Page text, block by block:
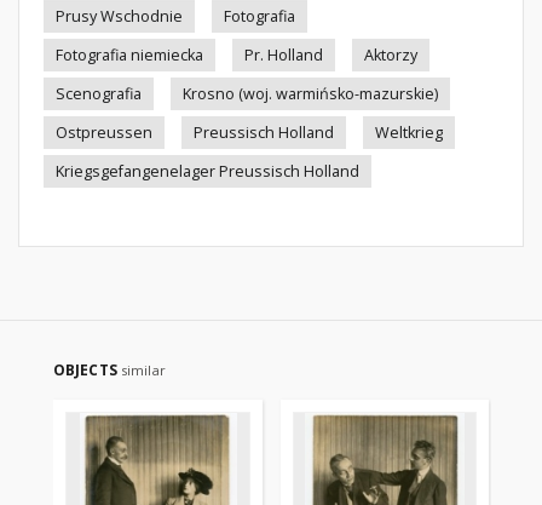
Prusy Wschodnie
Fotografia
Fotografia niemiecka
Pr. Holland
Aktorzy
Scenografia
Krosno (woj. warmińsko-mazurskie)
Ostpreussen
Preussisch Holland
Weltkrieg
Kriegsgefangenelager Preussisch Holland
OBJECTS similar